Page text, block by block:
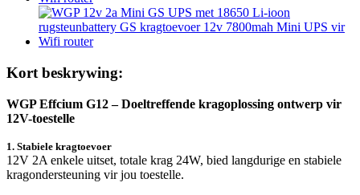
Kort beskrywing:
WGP Effcium G12 – Doeltreffende kragoplossing ontwerp vir
12V-toestelle
1. Stabiele kragtoevoer
12V 2A enkele uitset, totale krag 24W, bied langdurige en stabiele
kragondersteuning vir jou toestelle.